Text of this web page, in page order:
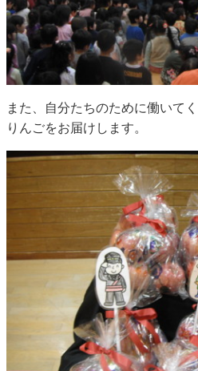
また、自分たちのために働いて
りんごをお届けします。